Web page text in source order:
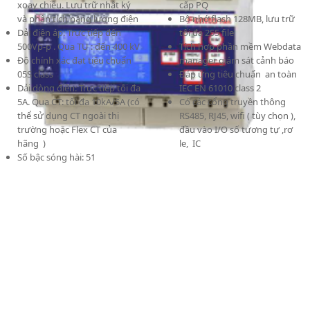
xoay chiều. Lưu trữ nhật ký
và phân tích năng lượng điện
Dải điện áp: Trực tiếp đến
500Vp-p . Qua TU : đến 400 kV
Độ chính xác đạt tiêu chuẩn
05S class
Dải dòng điện: Trực tiếp tối đa
5A. Qua CT: tối đa 10kA/5A (có
thể sử dụng CT ngoài thị
trường hoặc Flex CT của
hãng )
Số bậc sóng hài: 51
cấp PQ
Bộ nhớ flash 128MB, lưu trữ
tối đa 255 file
Tích hợp phần mềm Webdata
manager giám sát cảnh báo
Đáp ứng tiêu chuẩn an toàn
IEC EN 61010 class 2
Có các cổng truyền thông
RS485, RJ45, wifi ( tùy chọn ),
đầu vào I/O số tương tự ,rơ
le, IC